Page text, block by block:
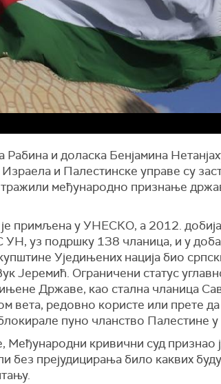
Рабина и доласка Бенјамина
и Палестинске управе су
тражили међународно признање
примљена у УНЕСКО, а 2012. добија
уз подршку 138 чланица, и у доба
Уједињених нација био
Јеремић. Ограничени статус
Државе, као стална чланица
вета, редовно користе или прете
пуно чланство Палестине
кривични суд признао
без прејудицирања било каквих